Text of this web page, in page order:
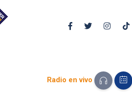
Radio en vivo